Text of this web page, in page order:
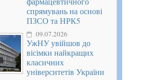
спрямувань на основі
ПЗСО та НРК5
09.07.2026
УжНУ увійшов до
вісімки найкращих
класичних
університетів України